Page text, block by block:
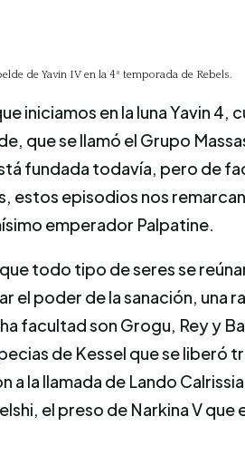
de Yavin IV en la 4ª temporada de Rebels.
iniciamos en la luna Yavin 4,
que se llamó el Grupo
fundada todavía, pero de
estos episodios nos
emperador Palpatine.
todo tipo de seres se
el poder de la sanación, una
facultad son Grogu, Rey y
de Kessel que se
a la llamada de Lando
el preso de Narkina V